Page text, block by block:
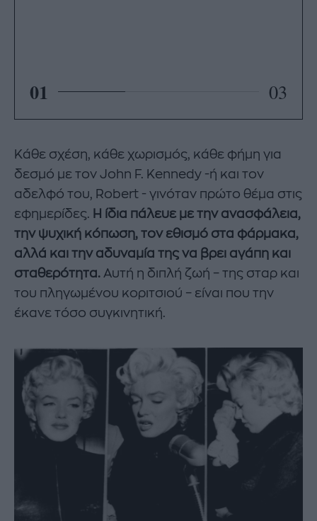
01 03
Κάθε σχέση, κάθε χωρισμός, κάθε φήμη για
δεσμό με τον John F. Kennedy -ή και τον
αδελφό του, Robert - γινόταν πρώτο θέμα στις
εφημερίδες. Η ίδια πάλευε με την ανασφάλεια,
την ψυχική κόπωση, τον εθισμό στα φάρμακα,
αλλά και την αδυναμία της να βρει αγάπη και
σταθερότητα. Αυτή η διπλή ζωή – της σταρ και
του πληγωμένου κοριτσιού – είναι που την
έκανε τόσο συγκινητική.